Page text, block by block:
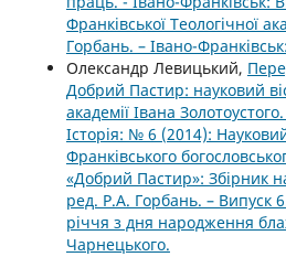
Франківської Теологічної
Горбань. – Івано-
Олександр Левицький,
Добрий Пастир: науковий
академії Івана
Історія: № 6 (2014):
Франківського
«Добрий Пастир»: Збірник
ред. Р.А. Горбань. – Випуск
річчя з дня народження
Чарнецького.